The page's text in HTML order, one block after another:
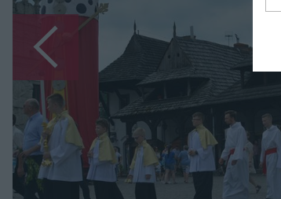
Poprzedni